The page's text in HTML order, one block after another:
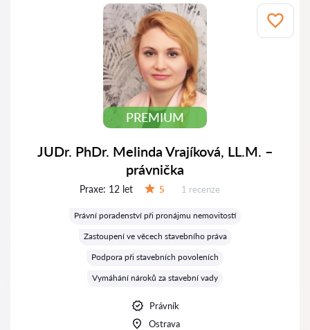
PREMIUM
JUDr. PhDr. Melinda Vrajíková, LL.M. –
právnička
Praxe: 12 let 5 Recenzí:
1 recenze
Právní poradenství při pronájmu nemovitostí
Zastoupení ve věcech stavebního práva
Podpora při stavebních povoleních
Vymáhání nároků za stavební vady
Právník
Ostrava